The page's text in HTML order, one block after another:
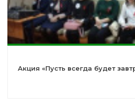
Акция «Пусть всегда будет